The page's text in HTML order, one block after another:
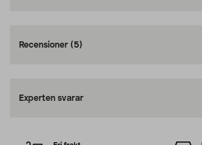
Recensioner (5)
Experten svarar